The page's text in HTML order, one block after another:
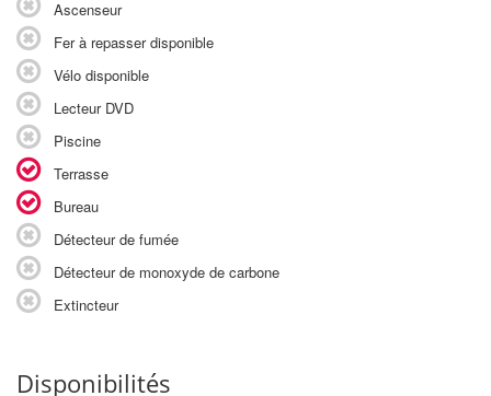
Ascenseur
Fer à repasser disponible
Vélo disponible
Lecteur DVD
Piscine
Terrasse
Bureau
Détecteur de fumée
Détecteur de monoxyde de carbone
Extincteur
Disponibilités